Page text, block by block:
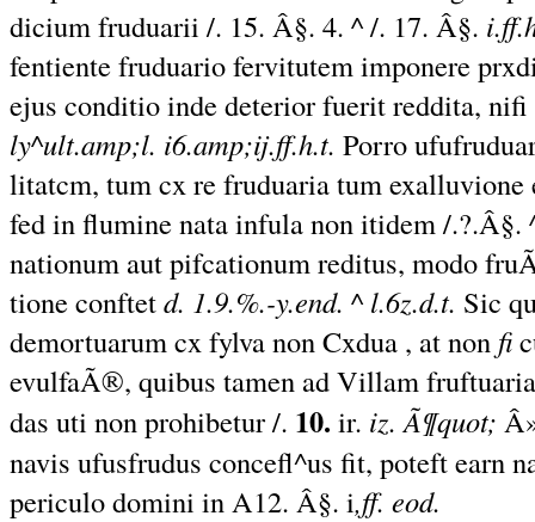
dicium fruduarii /. 15. Â§. 4. ^/. 17. Â§.
fentiente fruduario fervitutem imponere
ejus conditio inde deterior fuerit reddita,
ly^ult.amp;l. i6.amp;ij.ff.h.t. Porro
litatcm, tum cx re fruduaria tum
fed in flumine nata infula non itidem /.?.Â§.
nationum aut pifcationum reditus, modo
tione conftetd. 1.9.%.-y.end. ^ l.6z.d.t. Sic
demortuarum cx fylva non Cxdua , at non fi
evulfaÃ®, quibus tamen ad Villam
das uti non prohibetur /. 10. ir. iz. Ã¶quot;
navis ufusfrudus concefl^us fit, poteft earn
periculo domini in A12. Â§. i,ff. eod.